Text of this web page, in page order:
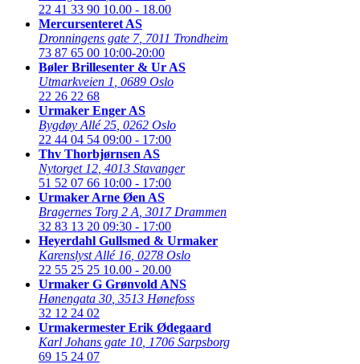
22 41 33 90 10.00 - 18.00
Mercursenteret AS
Dronningens gate 7, 7011 Trondheim
73 87 65 00 10:00-20:00
Bøler Brillesenter & Ur AS
Utmarkveien 1 0689 Oslo
22 26 22 68
Urmaker Enger AS
Bygdøy Allé 25 0262 Oslo
22 44 04 54 09:00 - 17:00
Thv Thorbjørnsen AS
Nytorget 12 4013 Stavanger
51 52 07 66 10:00 - 17:00
Urmaker Arne Øen AS
Bragernes Torg 2 A 3017 Drammen
32 83 13 20 09:30 - 17:00
Heyerdahl Gullsmed & Urmaker
Karenslyst Allé 16 0278 Oslo
22 55 25 25 10.00 - 20.00
Urmaker G Grønvold ANS
Hønengata 30 3513 Hønefoss
32 12 24 02
Urmakermester Erik Ødegaard
Karl Johans gate 10 1706 Sarpsborg
69 15 24 07